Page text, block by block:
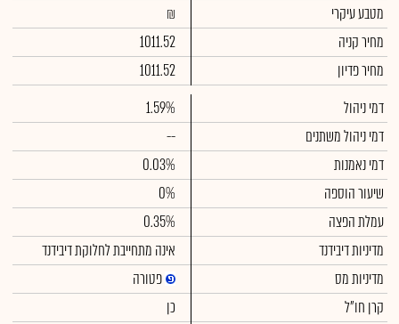
מטבע עיקרי
₪
מחיר קניה
1011.52
מחיר פדיון
1011.52
דמי ניהול
1.59%
דמי ניהול משתנים
--
דמי נאמנות
0.03%
שיעור הוספה
0%
עמלת הפצה
0.35%
מדיניות דיבידנד
אינה מתחייבת לחלוקת דיבידנד
מדיניות מס
פטורה
קרן חו"ל
כן